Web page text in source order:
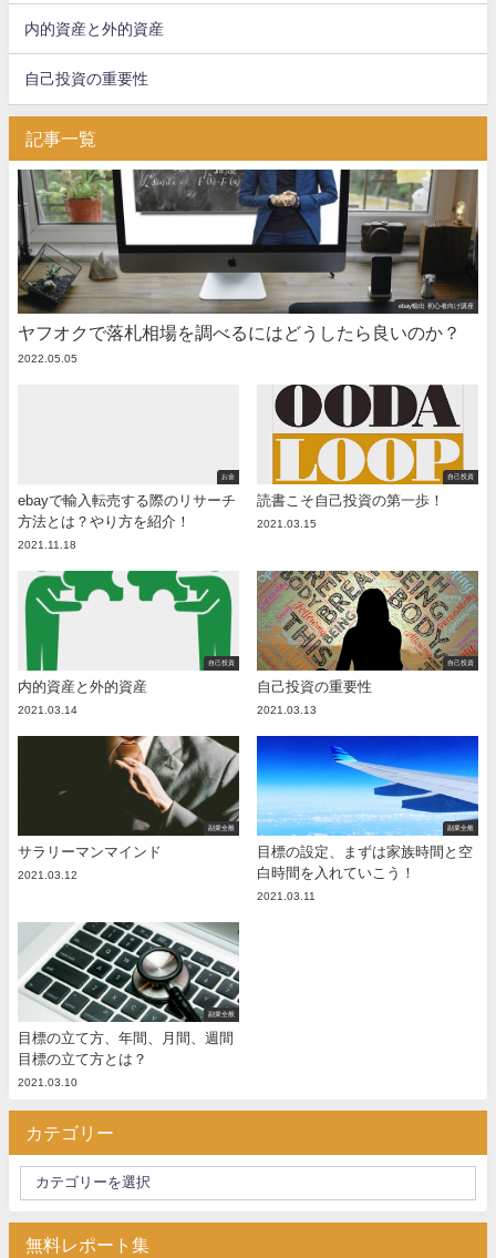
内的資産と外的資産
自己投資の重要性
記事一覧
ebay輸出 初心者向け講座
ヤフオクで落札相場を調べるにはどうしたら良いのか？
2022.05.05
お金
ebayで輸入転売する際のリサーチ
方法とは？やり方を紹介！
2021.11.18
自己投資
読書こそ自己投資の第一歩！
2021.03.15
自己投資
内的資産と外的資産
2021.03.14
自己投資
自己投資の重要性
2021.03.13
副業全般
サラリーマンマインド
2021.03.12
副業全般
目標の設定、まずは家族時間と空
白時間を入れていこう！
2021.03.11
副業全般
目標の立て方、年間、月間、週間
目標の立て方とは？
2021.03.10
カテゴリー
無料レポート集